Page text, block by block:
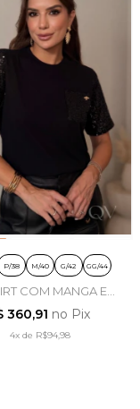
P/38 M/40 G/42 GG/44
COM MANGA E
PAETÊ EM MALHA
- LUZIA FAZZOLLI
360,91 no Pix
4xde R$94,98